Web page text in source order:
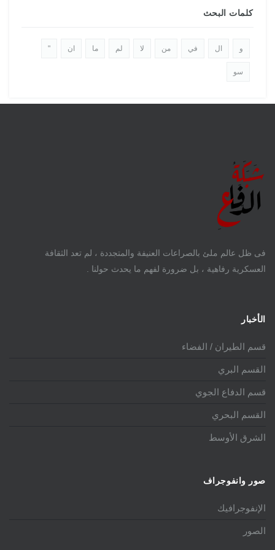
كلمات البحث
و ال في من لا لم ما ان "
سو
فى ظل عالم ملئ بالصراعات العنيفة والمتجددة ، لم تعد الثقافة
العسكرية رفاهية ، بل ضرورة لفهم ما يحدث حولنا .
الأخبار
قسم الطيران / الفضاء
القسم البري
قسم الدفاع الجوي
القسم البحري
الشرق الأوسط
صور وانفوجراف
الإنفوجرافيك
الصور